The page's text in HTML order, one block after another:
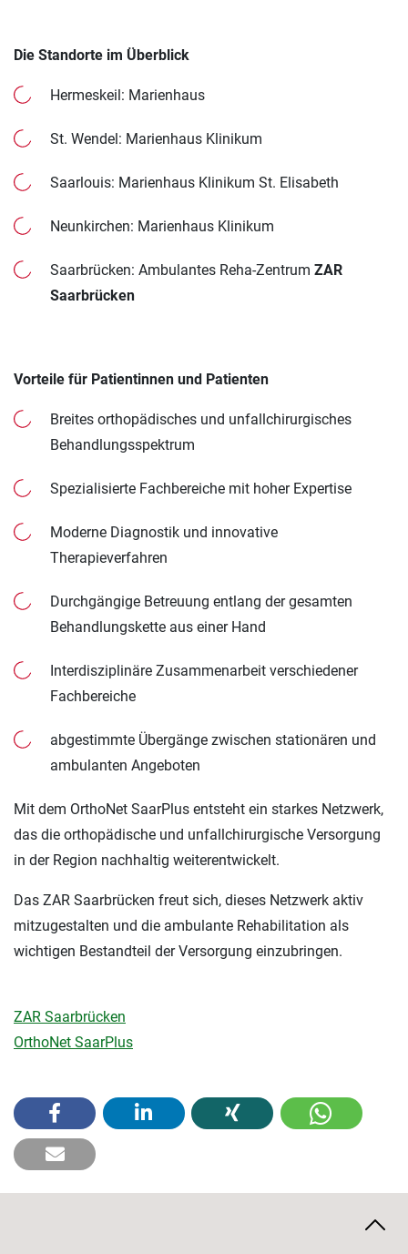
Die Standorte im Überblick
Hermeskeil: Marienhaus
St. Wendel: Marienhaus Klinikum
Saarlouis: Marienhaus Klinikum St. Elisabeth
Neunkirchen: Marienhaus Klinikum
Saarbrücken: Ambulantes Reha-Zentrum ZAR
Saarbrücken
Vorteile für Patientinnen und Patienten
Breites orthopädisches und unfallchirurgisches
Behandlungsspektrum
Spezialisierte Fachbereiche mit hoher Expertise
Moderne Diagnostik und innovative
Therapieverfahren
Durchgängige Betreuung entlang der gesamten
Behandlungskette aus einer Hand
Interdisziplinäre Zusammenarbeit verschiedener
Fachbereiche
abgestimmte Übergänge zwischen stationären und
ambulanten Angeboten
Mit dem OrthoNet SaarPlus entsteht ein starkes Netzwerk,
das die orthopädische und unfallchirurgische Versorgung
in der Region nachhaltig weiterentwickelt.
Das ZAR Saarbrücken freut sich, dieses Netzwerk aktiv
mitzugestalten und die ambulante Rehabilitation als
wichtigen Bestandteil der Versorgung einzubringen.
ZAR Saarbrücken
OrthoNet SaarPlus